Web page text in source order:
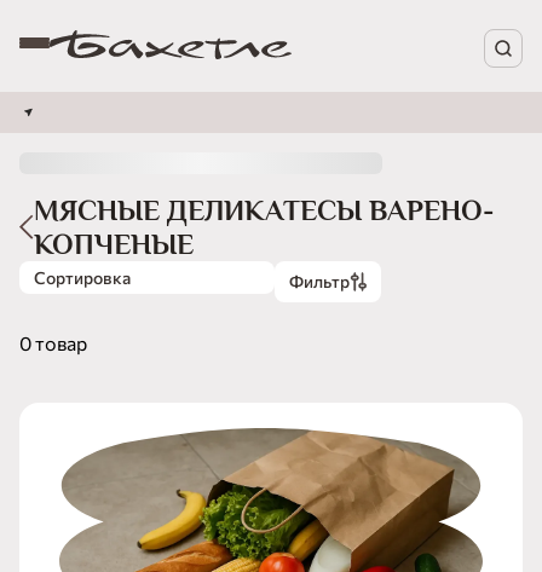
МЯСНЫЕ ДЕЛИКАТЕСЫ ВАРЕНО-
КОПЧЕНЫЕ
Сортировка Фильтр
0 товар